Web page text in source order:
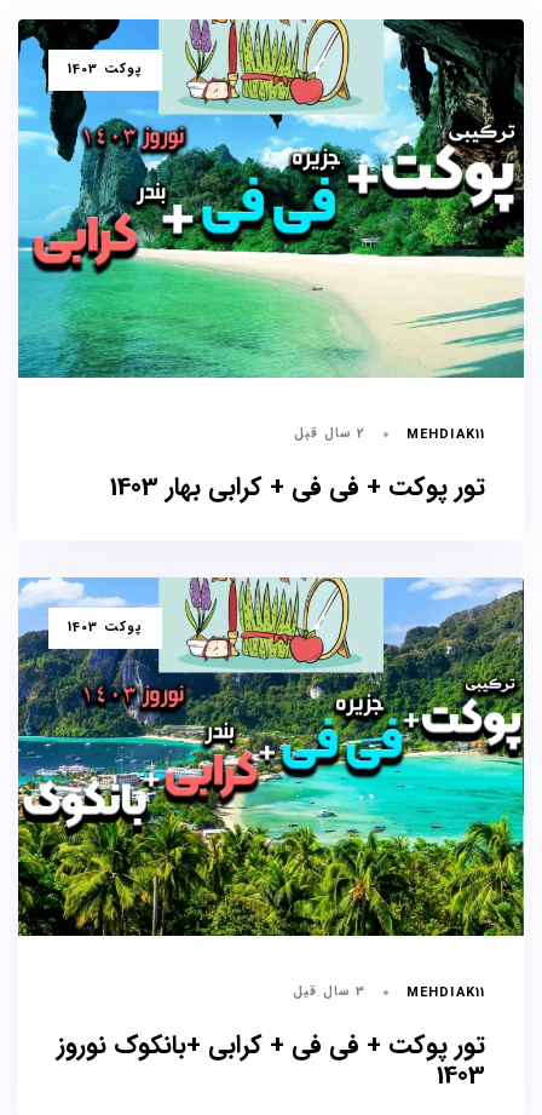
برچسب
پوکت 1403
MEHDIAK11 2 سال قبل
تور پوکت + فی فی + کرابی بهار 1403
ها
پوکت 1403
MEHDIAK11 3 سال قبل
تور پوکت + فی فی + کرابی +بانکوک نوروز
1403